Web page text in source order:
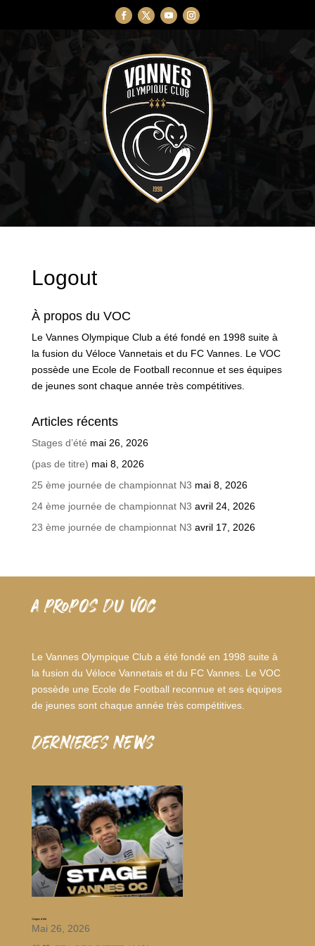
Logout
À propos du VOC
Le Vannes Olympique Club a été fondé en 1998 suite à
la fusion du Véloce Vannetais et du FC Vannes. Le VOC
possède une Ecole de Football reconnue et ses équipes
de jeunes sont chaque année très compétitives.
Articles récents
Stages d’été mai 26, 2026
(pas de titre) mai 8, 2026
25 ème journée de championnat N3 mai 8, 2026
24 ème journée de championnat N3 avril 24, 2026
23 ème journée de championnat N3 avril 17, 2026
A PROPOS DU VOC
Le Vannes Olympique Club a été fondé en 1998 suite à
la fusion du Véloce Vannetais et du FC Vannes. Le VOC
possède une Ecole de Football reconnue et ses équipes
de jeunes sont chaque année très compétitives.
dernieres news
Stages d’été
Mai 26, 2026